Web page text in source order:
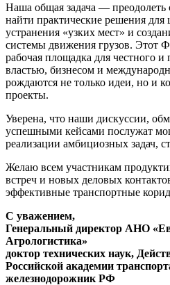
Наша общая задача —
найти практические решения
устранения «узких мест» и
системы движения грузов. Этот
рабочая площадка для честного
властью, бизнесом и
рождаются не только идеи, но и
проекты.
Уверена, что наши дискуссии,
успешными кейсами послужат
реализации амбициозных задач,
Желаю всем участникам
встреч и новых деловых
эффективные транспортные
С уважением,
Генеральный директор АНО
Агрологистика»
доктор технических наук,
Российской академии
железнодорожник РФ